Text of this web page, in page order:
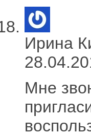
Ирина
Мне